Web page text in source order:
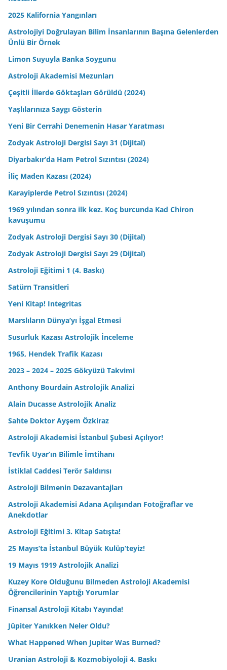
2025 Kalifornia Yangınları
Astrolojiyi Doğrulayan Bilim İnsanlarının Başına Gelenlerden
Ünlü Bir Örnek
Limon Suyuyla Banka Soygunu
Astroloji Akademisi Mezunları
Çeşitli İllerde Göktaşları Görüldü (2024)
Yaşlılarınıza Saygı Gösterin
Yeni Bir Cerrahi Denemenin Hasar Yaratması
Zodyak Astroloji Dergisi Sayı 31 (Dijital)
Diyarbakır’da Ham Petrol Sızıntısı (2024)
İliç Maden Kazası (2024)
Karayiplerde Petrol Sızıntısı (2024)
1969 yılından sonra ilk kez. Koç burcunda Kad Chiron
kavuşumu
Zodyak Astroloji Dergisi Sayı 30 (Dijital)
Zodyak Astroloji Dergisi Sayı 29 (Dijital)
Astroloji Eğitimi 1 (4. Baskı)
Satürn Transitleri
Yeni Kitap! Integritas
Marslıların Dünya’yı İşgal Etmesi
Susurluk Kazası Astrolojik İnceleme
1965, Hendek Trafik Kazası
2023 – 2024 – 2025 Gökyüzü Takvimi
Anthony Bourdain Astrolojik Analizi
Alain Ducasse Astrolojik Analiz
Sahte Doktor Ayşem Özkiraz
Astroloji Akademisi İstanbul Şubesi Açılıyor!
Tevfik Uyar’ın Bilimle İmtihanı
İstiklal Caddesi Terör Saldırısı
Astroloji Bilmenin Dezavantajları
Astroloji Akademisi Adana Açılışından Fotoğraflar ve
Anekdotlar
Astroloji Eğitimi 3. Kitap Satışta!
25 Mayıs’ta İstanbul Büyük Kulüp’teyiz!
19 Mayıs 1919 Astrolojik Analizi
Kuzey Kore Olduğunu Bilmeden Astroloji Akademisi
Öğrencilerinin Yaptığı Yorumlar
Finansal Astroloji Kitabı Yayında!
Jüpiter Yanıkken Neler Oldu?
What Happened When Jupiter Was Burned?
Uranian Astroloji & Kozmobiyoloji 4. Baskı